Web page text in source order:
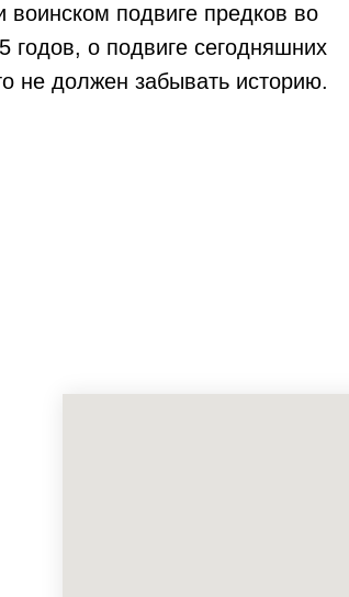
воинском подвиге предков во
годов, о подвиге сегодняшних
не должен забывать историю.